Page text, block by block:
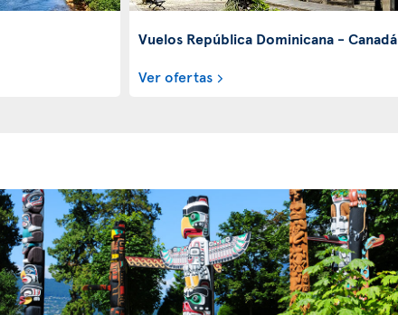
Vuelos República Dominicana - Canadá
Ver ofertas